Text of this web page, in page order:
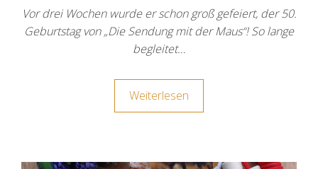
Vor drei Wochen wurde er schon groß gefeiert, der 50.
Geburtstag von „Die Sendung mit der Maus“! So lange
begleitet…
Weiterlesen